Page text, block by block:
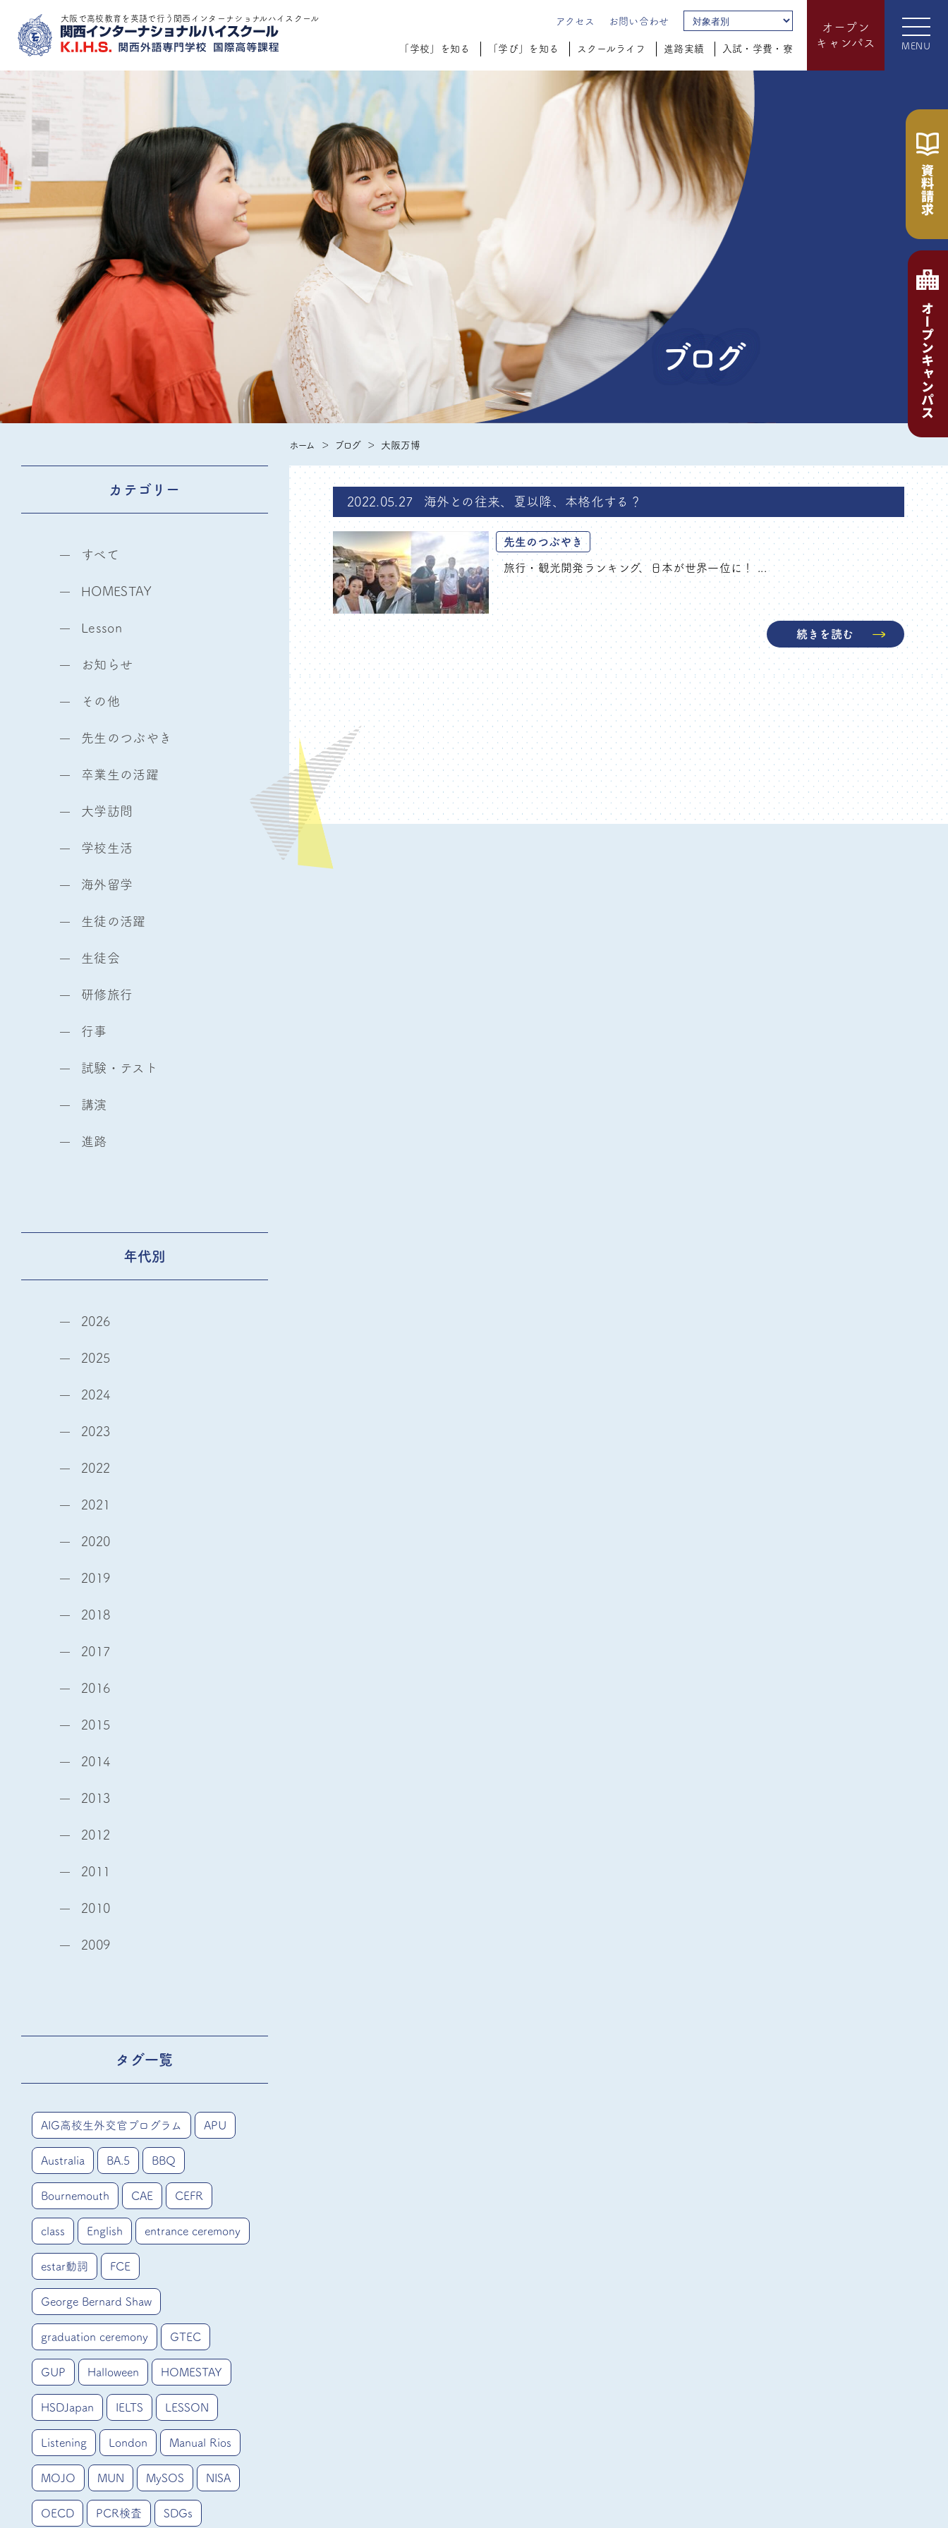
大阪で高校教育を英語で行う関西インターナショナルハイスクール アクセス お問い合わせ
「学校」を知る 「学び」を知る スクールライフ 進路実績 入試・学費・寮
オープン
キャンパス
MENU
ブログ
ホーム ブログ 大阪万博
2022.05.27 海外との往来、夏以降、本格化する？
先生のつぶやき
旅行・観光開発ランキング、日本が世界一位に！ ...
続きを読む
カテゴリー
すべて
HOMESTAY
Lesson
お知らせ
その他
先生のつぶやき
卒業生の活躍
大学訪問
学校生活
海外留学
生徒の活躍
生徒会
研修旅行
行事
試験・テスト
講演
進路
年代別
2026
2025
2024
2023
2022
2021
2020
2019
2018
2017
2016
2015
2014
2013
2012
2011
2010
2009
タグ一覧
AIG高校生外交官プログラム APU
Australia BA.5 BBQ
Bournemouth CAE CEFR
class English entrance ceremony
estar動詞 FCE
George Bernard Shaw
graduation ceremony GTEC
GUP Halloween HOMESTAY
HSDJapan IELTS LESSON
Listening London Manual Rios
MOJO MUN MySOS NISA
OECD PCR検査 SDGs